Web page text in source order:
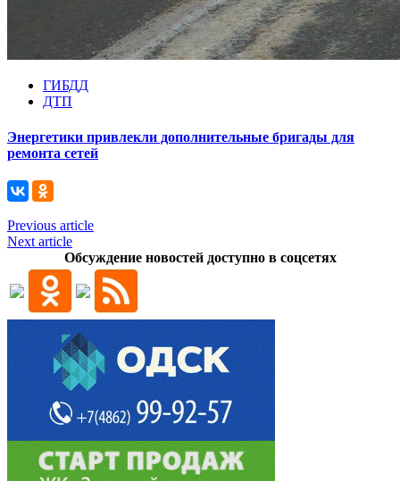
ГИБДД
ДТП
Энергетики привлекли дополнительные бригады для
ремонта сетей
Previous article
Next article
Обсуждение новостей доступно в соцсетях